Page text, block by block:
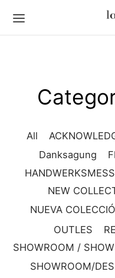
All
Danksagung
NEW
NUEVA
OUTLES
SHOWROOM /
SHOWROOM/